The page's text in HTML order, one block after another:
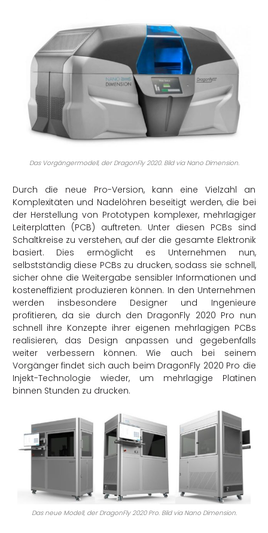
Das Vorgängermodell, der DragonFly 2020. Bild via Nano Dimension.
Durch die neue Pro-Version, kann eine Vielzahl an
Komplexitäten und Nadelöhren beseitigt werden, die bei
der Herstellung von Prototypen komplexer, mehrlagiger
Leiterplatten (PCB) auftreten. Unter diesen PCBs sind
Schaltkreise zu verstehen, auf der die gesamte Elektronik
basiert. Dies ermöglicht es Unternehmen nun,
selbstständig diese PCBs zu drucken, sodass sie schnell,
sicher ohne die Weitergabe sensibler Informationen und
kosteneffizient produzieren können. In den Unternehmen
werden insbesondere Designer und Ingenieure
profitieren, da sie durch den DragonFly 2020 Pro nun
schnell ihre Konzepte ihrer eigenen mehrlagigen PCBs
realisieren, das Design anpassen und gegebenfalls
weiter verbessern können. Wie auch bei seinem
Vorgänger findet sich auch beim DragonFly 2020 Pro die
Injekt-Technologie wieder, um mehrlagige Platinen
binnen Stunden zu drucken.
Das neue Modell, der DragonFly 2020 Pro. Bild via Nano Dimension.